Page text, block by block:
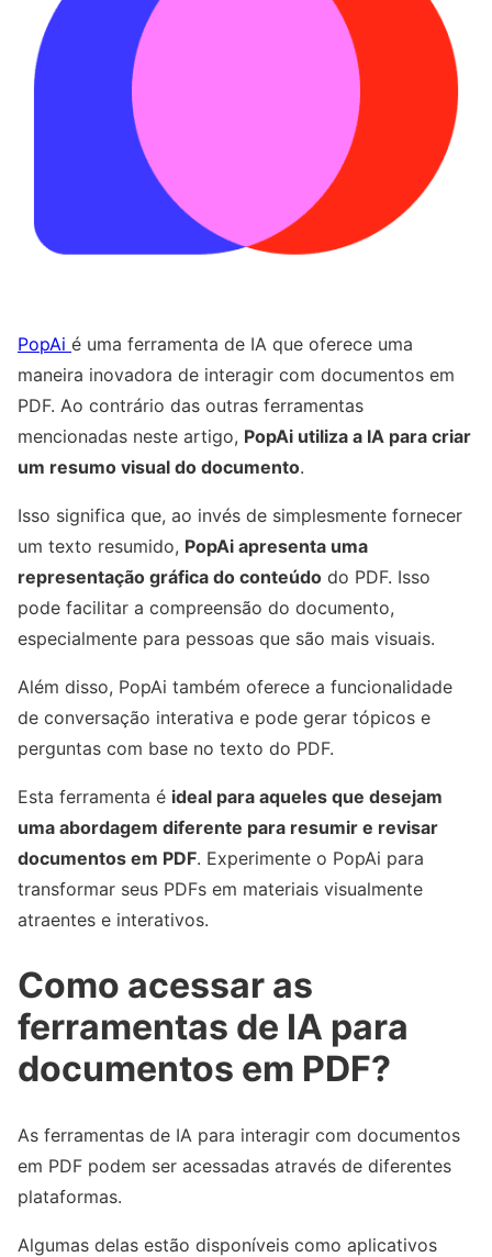
PopAi é uma ferramenta de IA que oferece uma
maneira inovadora de interagir com documentos em
PDF. Ao contrário das outras ferramentas
mencionadas neste artigo, PopAi utiliza a IA para criar
um resumo visual do documento.
Isso significa que, ao invés de simplesmente fornecer
um texto resumido, PopAi apresenta uma
representação gráfica do conteúdo do PDF. Isso
pode facilitar a compreensão do documento,
especialmente para pessoas que são mais visuais.
Além disso, PopAi também oferece a funcionalidade
de conversação interativa e pode gerar tópicos e
perguntas com base no texto do PDF.
Esta ferramenta é ideal para aqueles que desejam
uma abordagem diferente para resumir e revisar
documentos em PDF. Experimente o PopAi para
transformar seus PDFs em materiais visualmente
atraentes e interativos.
Como acessar as
ferramentas de IA para
documentos em PDF?
As ferramentas de IA para interagir com documentos
em PDF podem ser acessadas através de diferentes
plataformas.
Algumas delas estão disponíveis como aplicativos